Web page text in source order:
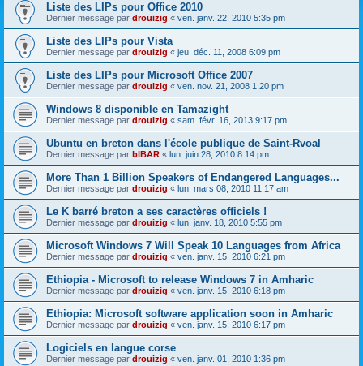
Liste des LIPs pour Office 2010
Dernier message par drouizig « ven. janv. 22, 2010 5:35 pm
Liste des LIPs pour Vista
Dernier message par drouizig « jeu. déc. 11, 2008 6:09 pm
Liste des LIPs pour Microsoft Office 2007
Dernier message par drouizig « ven. nov. 21, 2008 1:20 pm
Windows 8 disponible en Tamazight
Dernier message par drouizig « sam. févr. 16, 2013 9:17 pm
Ubuntu en breton dans l'école publique de Saint-Rvoal
Dernier message par bIBAR « lun. juin 28, 2010 8:14 pm
More Than 1 Billion Speakers of Endangered Languages...
Dernier message par drouizig « lun. mars 08, 2010 11:17 am
Le K barré breton a ses caractères officiels !
Dernier message par drouizig « lun. janv. 18, 2010 5:55 pm
Microsoft Windows 7 Will Speak 10 Languages from Africa
Dernier message par drouizig « ven. janv. 15, 2010 6:21 pm
Ethiopia - Microsoft to release Windows 7 in Amharic
Dernier message par drouizig « ven. janv. 15, 2010 6:18 pm
Ethiopia: Microsoft software application soon in Amharic
Dernier message par drouizig « ven. janv. 15, 2010 6:17 pm
Logiciels en langue corse
Dernier message par drouizig « ven. janv. 01, 2010 1:36 pm